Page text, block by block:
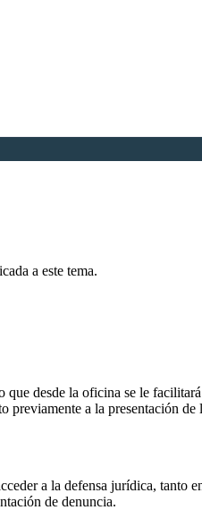
a este tema.
desde la oficina se le
previamente a la presentación
a la defensa jurídica, tanto
de denuncia.